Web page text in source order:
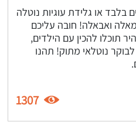
עוגיות 4 מרכיבים בלבד או גלידת עוגיות נוטלה
ואבאלה! חובה עליכם
תוכלו להכין עם הילדים,
נוטלאי מתוק! תהנו
1307